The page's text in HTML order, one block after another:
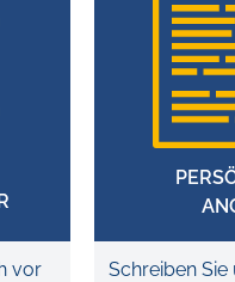
vor
Schreiben Sie